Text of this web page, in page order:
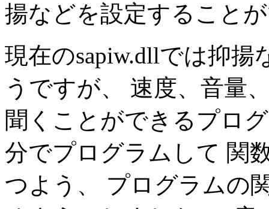
揚などを設定すること
現在のsapiw.dllでは抑
うですが、 速度、音量
聞くことができるプロ
分でプログラムして 関
つよう、 プログラムの